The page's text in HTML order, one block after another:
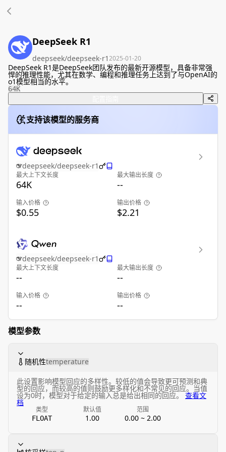
DeepSeek R1
deepseek/deepseek-r12025-01-20
DeepSeek R1是DeepSeek团队发布的最新开源模型，具备非常强
悍的推理性能，尤其在数学、编程和推理任务上达到了与OpenAI的
o1模型相当的水平。
64K
支持该模型的服务商
deepseek/deepseek-r1
最大上下文长度
64K
最大输出长度
--
输入价格
$0.55
输出价格
$2.21
deepseek/deepseek-r1
最大上下文长度
--
最大输出长度
--
输入价格
--
输出价格
--
模型参数
随机性temperature
此设置影响模型回应的多样性。较低的值会导致更可预测和典
型的回应，而较高的值则鼓励更多样化和不常见的回应。当值
设为0时，模型对于给定的输入总是给出相同的回应。 查看文
档
类型
FLOAT
默认值
1.00
范围
0.00 ~ 2.00